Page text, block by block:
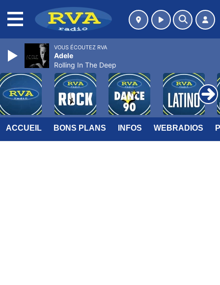
ACCUEIL BONS PLANS INFOS WEBRADIOS
VOUS ÉCOUTEZ RVA
Adele
Rolling In The Deep